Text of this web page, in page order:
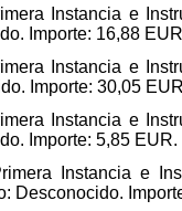
Instancia e
Importe: 16,88
Instancia e
Importe: 30,05
Instancia e
Importe: 5,85 EUR.
Instancia e
Desconocido.